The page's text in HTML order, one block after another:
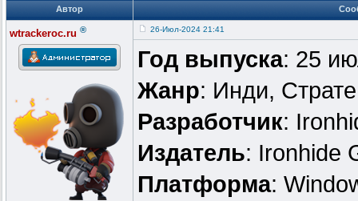
Автор
wtrackeroc.ru ® 26-Июл-2024 21:41
Год выпуска: 25
Жанр: Инди,
Разработчик:
Издатель: Ironhide
Платформа: